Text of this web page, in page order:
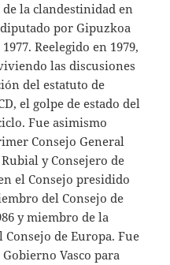
la clandestinidad en
por Gipuzkoa
Reelegido en 1979,
las discusiones
del estatuto de
el golpe de estado del
Fue asimismo
Consejo General
y Consejero de
el Consejo presidido
del Consejo de
y miembro de la
de Europa. Fue
Vasco para